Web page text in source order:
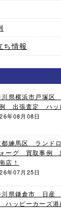
ち情報
川県横浜市戸塚
出張査定 ハッ
年08月08日
都練馬区 ランド
ーグ 買取事例
店！
年07月25日
川県鎌倉市 日
ハッピーカーズ港